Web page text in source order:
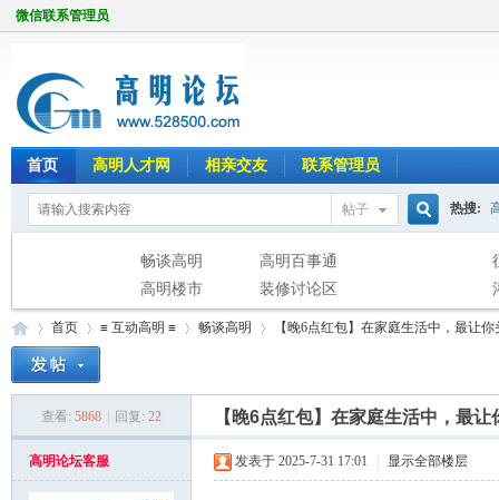
微信联系管理员
首页 高明人才网 相亲交友 联系管理员
帖子
索
热搜:
畅谈高明
高明百事通
高明楼市
装修讨论区
首页
›
≡ 互动高明 ≡ 畅谈高明
›
【晚6点红包】在家庭生活中，最让
查看: 5868 回复: 22 【晚6点红包】在家庭生活中，最
高明论坛客服 发表于 2025-7-31 17:01 显示全部楼层